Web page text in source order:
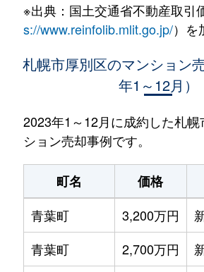
※出典：国土交通省不動産取引
s://www.reinfolib.mlit.go.jp/）を
札幌市厚別区のマンション
年1～12月）
2023年1～12月に成約した札
ション売却事例です。
町名 価格
青葉町
3,200万円
青葉町
2,700万円